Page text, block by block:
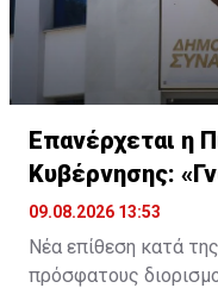
Επανέρχεται η
Κυβέρνησης:
ΔΗΣΑΚΕΛ»
09.08.2026 13:53
Νέα επίθεση κατά
πρόσφατους